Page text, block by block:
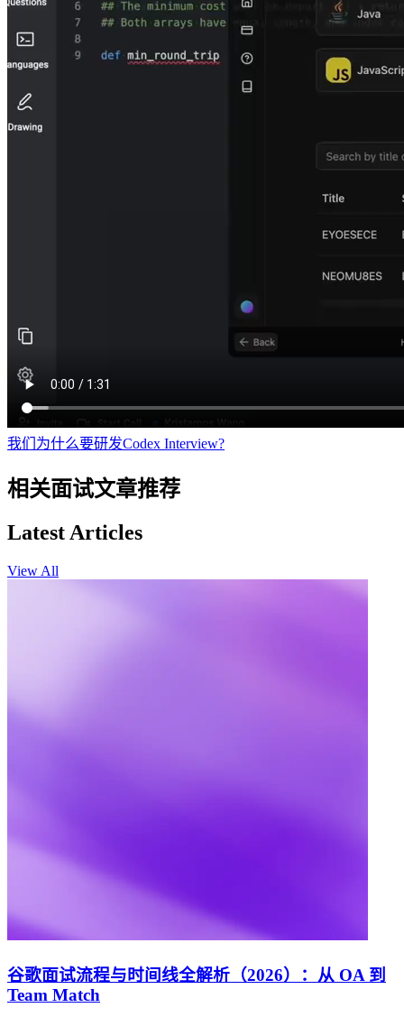
我们为什么要研发Codex Interview?
相关面试文章推荐
Latest Articles
View All
谷歌面试流程与时间线全解析（2026）：从 OA 到
Team Match